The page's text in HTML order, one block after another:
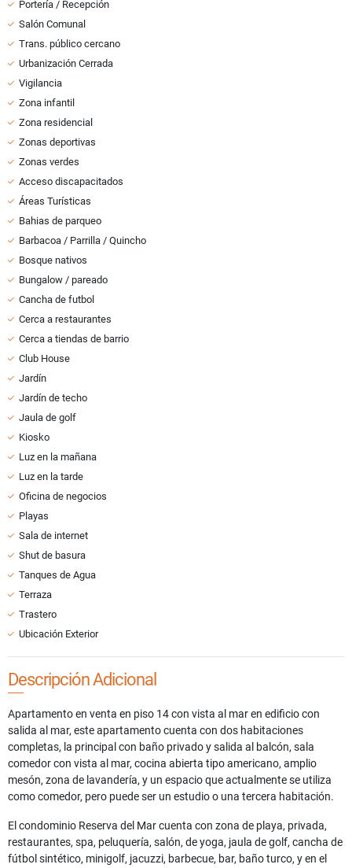
Portería / Recepción
Salón Comunal
Trans. público cercano
Urbanización Cerrada
Vigilancia
Zona infantil
Zona residencial
Zonas deportivas
Zonas verdes
Acceso discapacitados
Áreas Turísticas
Bahias de parqueo
Barbacoa / Parrilla / Quincho
Bosque nativos
Bungalow / pareado
Cancha de futbol
Cerca a restaurantes
Cerca a tiendas de barrio
Club House
Jardín
Jardín de techo
Jaula de golf
Kiosko
Luz en la mañana
Luz en la tarde
Oficina de negocios
Playas
Sala de internet
Shut de basura
Tanques de Agua
Terraza
Trastero
Ubicación Exterior
Descripción Adicional
Apartamento en venta en piso 14 con vista al mar en edificio con
salida al mar, este apartamento cuenta con dos habitaciones
completas, la principal con baño privado y salida al balcón, sala
comedor con vista al mar, cocina abierta tipo americano, amplio
mesón, zona de lavandería, y un espacio que actualmente se utiliza
como comedor, pero puede ser un estudio o una tercera habitación.
El condominio Reserva del Mar cuenta con zona de playa, privada,
restaurantes, spa, peluquería, salón, de yoga, jaula de golf, cancha de
fútbol sintético, minigolf, jacuzzi, barbecue, bar, baño turco, y en el